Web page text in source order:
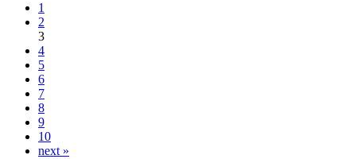
1
2
3
4
5
6
7
8
9
10
next »